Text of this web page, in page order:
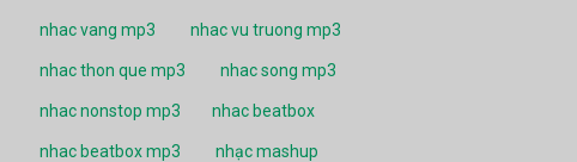
nhac vang mp3 nhac vu truong mp3
nhac thon que mp3 nhac song mp3
nhac nonstop mp3 nhac beatbox
nhac beatbox mp3 nhạc mashup